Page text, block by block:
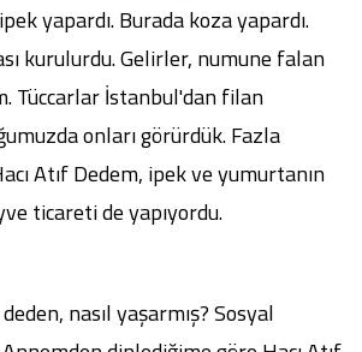
yapardı. Burada koza yapardı.
kurulurdu. Gelirler, numune falan
Tüccarlar İstanbul'dan filan
onları görürdük. Fazla
Atıf Dedem, ipek ve yumurtanın
ticareti de yapıyordu.
nasıl yaşarmış? Sosyal